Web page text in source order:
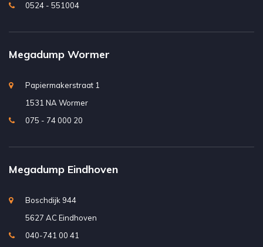
0524 - 551004
Megadump Wormer
Papiermakerstraat 1
1531 NA Wormer
075 - 74 000 20
Megadump Eindhoven
Boschdijk 944
5627 AC Eindhoven
040-741 00 41